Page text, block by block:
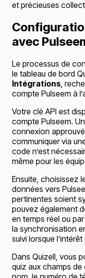
et précieuses
avec
Le processus de
le tableau de bord
Intégrations,
compte Pulseem à
Votre clé API est
compte Pulseem.
connexion
communiquer via
code n’est
même pour les
Ensuite, choisissez
données vers
pertinentes soient
pouvez également
en temps réel ou
la synchronisation
suivi lorsque
Dans Quizell, vous
quiz aux champs de